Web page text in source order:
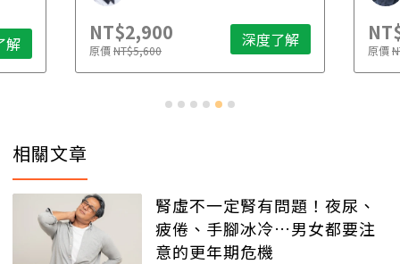
解 NT$2,900
原價NT$5,600 深度了解 原價
相關文章
腎虛不一定腎有問題！夜尿、
疲倦、手腳冰冷…男女都要注
意的更年期危機